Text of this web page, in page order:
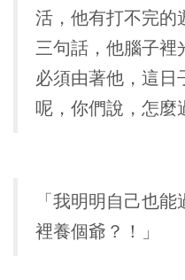
活，他有打不完的
三句話，他腦子裡
必須由著他，這日
呢，你們說，怎麼
「我明明自己也
裡養個爺？！」